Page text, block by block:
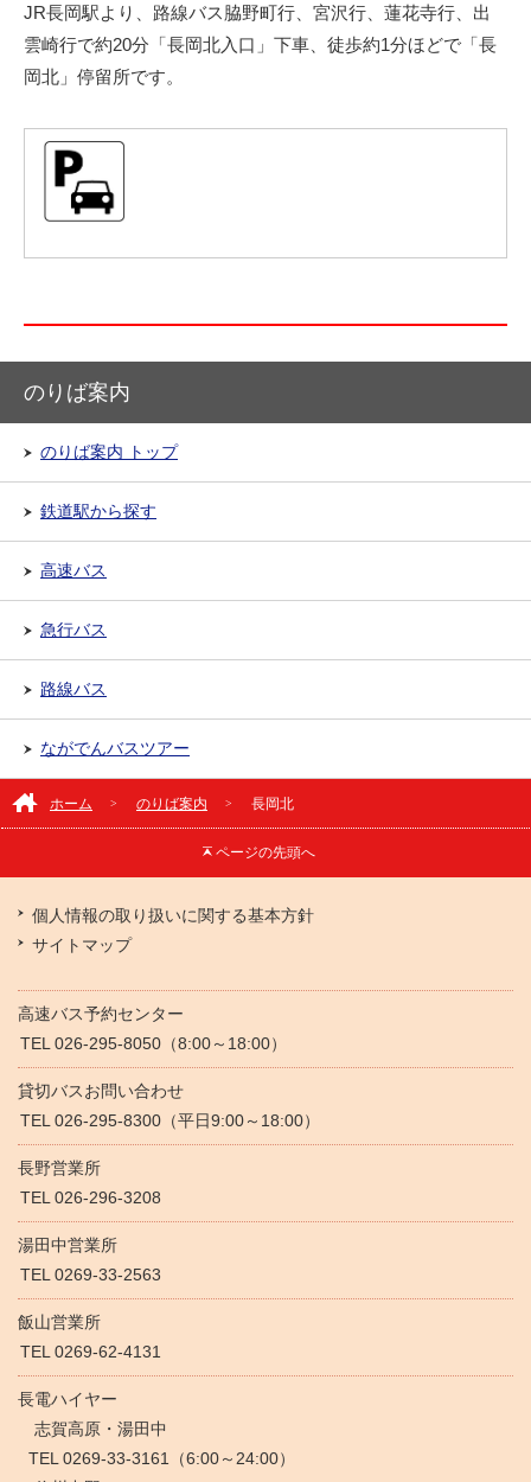
JR長岡駅より、路線バス脇野町行、 宮沢行、 蓮花寺行、 出
雲崎行で約20分「長岡北入口」下車、徒歩約1分ほどで「長
岡北」停留所です。
のりば案内
のりば案内 トップ
鉄道駅から探す
高速バス
急行バス
路線バス
ながでんバスツアー
ホーム のりば案内 長岡北
ページの先頭へ
個人情報の取り扱いに関する基本方針
サイトマップ
高速バス予約センター
TEL 026-295-8050（8:00～18:00）
貸切バスお問い合わせ
TEL 026-295-8300（平日9:00～18:00）
長野営業所
TEL 026-296-3208
湯田中営業所
TEL 0269-33-2563
飯山営業所
TEL 0269-62-4131
長電ハイヤー
志賀高原・湯田中
TEL 0269-33-3161（6:00～24:00）